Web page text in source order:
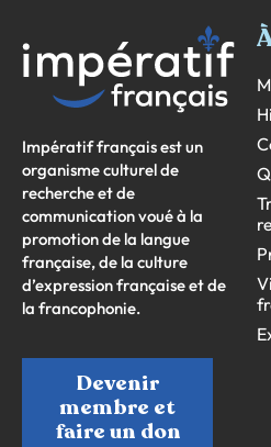
Impératif français est un
organisme culturel de
recherche et de
communication voué à la
promotion de la langue
française, de la culture
d’expression française et de
la francophonie.
Devenir
membre et
faire un don